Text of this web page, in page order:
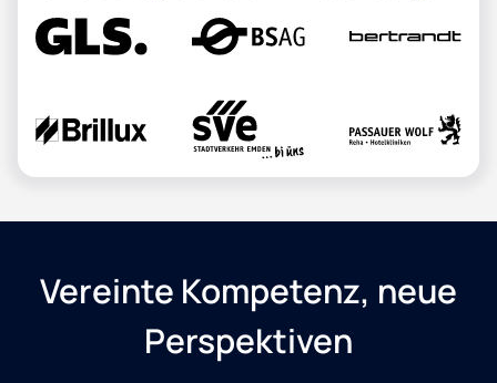
Vereinte Kompetenz, neue
Perspektiven